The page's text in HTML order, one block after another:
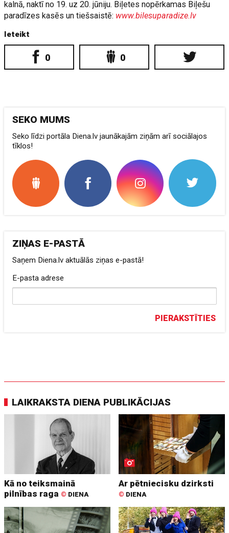
kalnā, naktī no 19. uz 20. jūniju. Biļetes nopērkamas Biļešu
paradīzes kasēs un tiešsaistē: www.bilesuparadize.lv
Ieteikt
0 0
SEKO MUMS
Seko līdzi portāla Diena.lv jaunākajām ziņām arī sociālajos
tīklos!
ZIŅAS E-PASTĀ
Saņem Diena.lv aktuālās ziņas e-pastā!
E-pasta adrese
PIERAKSTĪTIES
LAIKRAKSTA DIENA PUBLIKĀCIJAS
Kā no teiksmainā
pilnības raga © DIENA
Ar pētniecisku dzirksti
© DIENA